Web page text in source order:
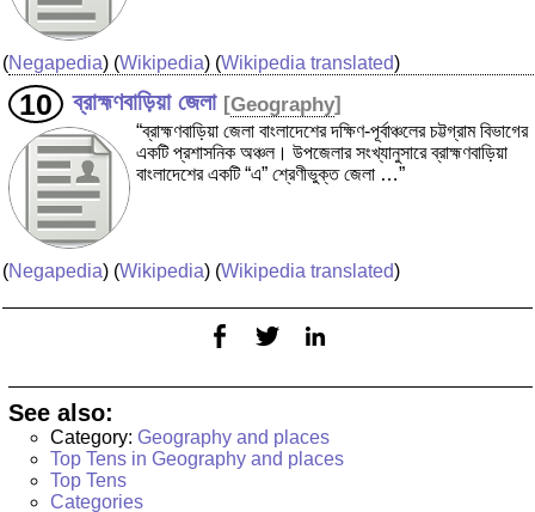
(Negapedia) (Wikipedia) (Wikipedia translated)
ব্রাহ্মণবাড়িয়া জেলা [Geography]
“ব্রাহ্মণবাড়িয়া জেলা বাংলাদেশের দক্ষিণ-পূর্বাঞ্চলের চট্টগ্রাম বিভাগের
একটি প্রশাসনিক অঞ্চল। উপজেলার সংখ্যানুসারে ব্রাহ্মণবাড়িয়া
বাংলাদেশের একটি “এ” শ্রেণীভুক্ত জেলা …”
(Negapedia) (Wikipedia) (Wikipedia translated)
See also:
Category: Geography and places
Top Tens in Geography and places
Top Tens
Categories